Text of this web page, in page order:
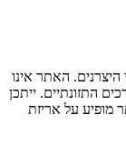
היצרנים. האתר אינו
התזונתיים. ייתכן
מופיע על אריזת